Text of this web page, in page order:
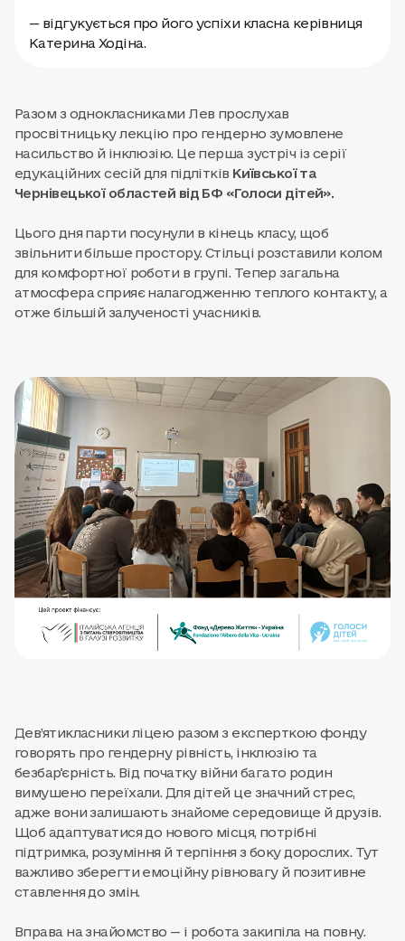
— відгукується про його успіхи класна керівниця
Катерина Ходіна.
Разом з однокласниками Лев прослухав
просвітницьку лекцію про гендерно зумовлене
насильство й інклюзію. Це перша зустріч із серії
едукаційних сесій для підлітків Київської та
Чернівецької областей від БФ «Голоси дітей».
Цього дня парти посунули в кінець класу, щоб
звільнити більше простору. Стільці розставили колом
для комфортної роботи в групі. Тепер загальна
атмосфера сприяє налагодженню теплого контакту, а
отже більшій залученості учасників.
Дев’ятикласники ліцею разом з експерткою фонду
говорять про гендерну рівність, інклюзію та
безбарʼєрність. Від початку війни багато родин
вимушено переїхали. Для дітей це значний стрес,
адже вони залишають знайоме середовище й друзів.
Щоб адаптуватися до нового місця, потрібні
підтримка, розуміння й терпіння з боку дорослих. Тут
важливо зберегти емоційну рівновагу й позитивне
ставлення до змін.
Вправа на знайомство — і робота закипіла на повну.